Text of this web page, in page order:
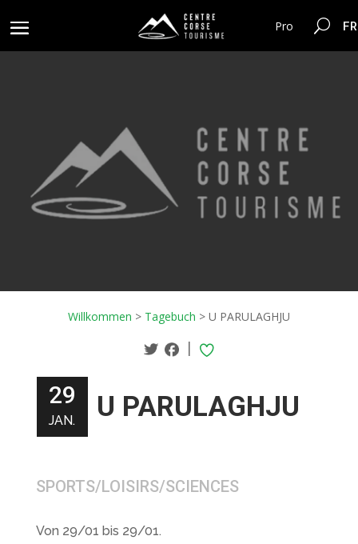
Pro
Willkommen > Tagebuch > U PARULAGHJU
|
29
JAN. U PARULAGHJU
SPORTS/LOISIRS/SCIENCES
Von 29/01 bis 29/01.